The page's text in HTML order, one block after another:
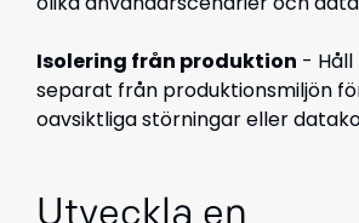
Isolering från produktion -
separat från produktionsmiljön
oavsiktliga störningar eller